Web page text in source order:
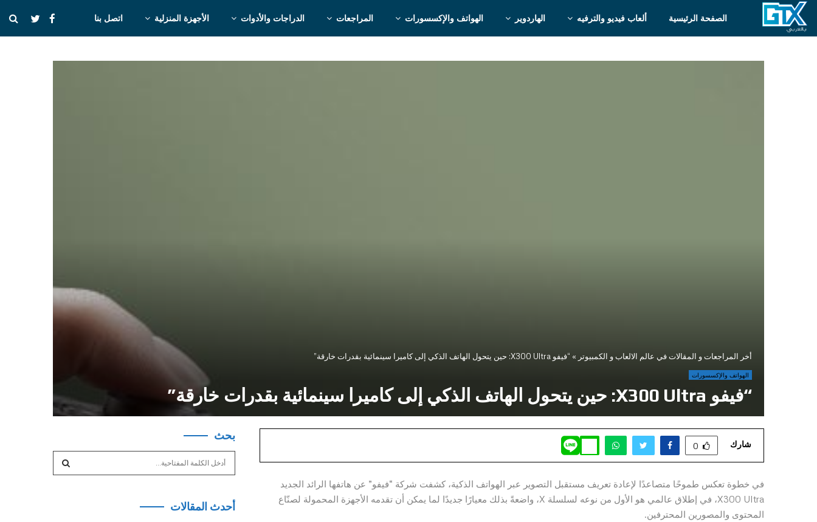
الصفحة الرئيسية ألعاب فيديو والترفيه الهاردوير الهواتف والإكسسورات المراجعات الدراجات والأدوات الأجهزة المنزلية اتصل بنا
أخر المراجعات و المقالات في عالم الالعاب و الكمبيوتر » “فيفو X300 Ultra: حين يتحول الهاتف الذكي إلى كاميرا سينمائية بقدرات خارقة”
الهواتف والإكسسورات
“فيفو X300 Ultra: حين يتحول الهاتف الذكي إلى كاميرا سينمائية بقدرات خارقة”
شارك 0
في خطوة تعكس طموحًا متصاعدًا لإعادة تعريف مستقبل التصوير عبر الهواتف الذكية، كشفت شركة “فيفو” عن هاتفها الرائد الجديد
X300 Ultra، في إطلاق عالمي هو الأول من نوعه لسلسلة X، واضعةً بذلك معيارًا جديدًا لما يمكن أن تقدمه الأجهزة المحمولة لصنّاع
المحتوى والمصورين المحترفين.
بحث
cأحدث المقالات